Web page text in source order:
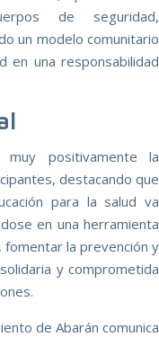
de seguridad,
un modelo comunitario
en una responsabilidad
muy positivamente la
destacando que
para la salud va
en una herramienta
fomentar la prevención y
y comprometida
de Abarán comunica